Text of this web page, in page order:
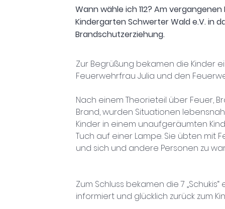
Wann wähle ich 112? Am
Kindergarten Schwerter Wald e.V. in
Brandschutzerziehung.
Zur Begrüßung bekamen die Kinder
Feuerwehrfrau Julia und den
Nach einem Theorieteil über Feuer,
Brand, wurden Situationen
Kinder in einem unaufgeräumten
Tuch auf einer Lampe. Sie übten mit
und sich und andere Personen zu
Zum Schluss bekamen die 7
informiert und glücklich zurück zum